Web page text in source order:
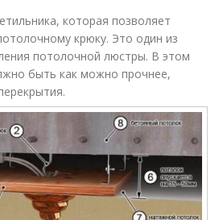
которая позволяет
крюку. Это один из
потолочной люстры. В этом
быть как можно прочнее,